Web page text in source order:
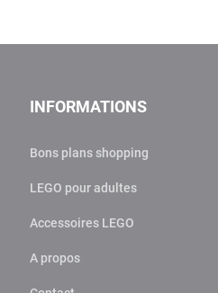
INFORMATIONS
Bons plans shopping
LEGO pour adultes
Accessoires LEGO
A propos